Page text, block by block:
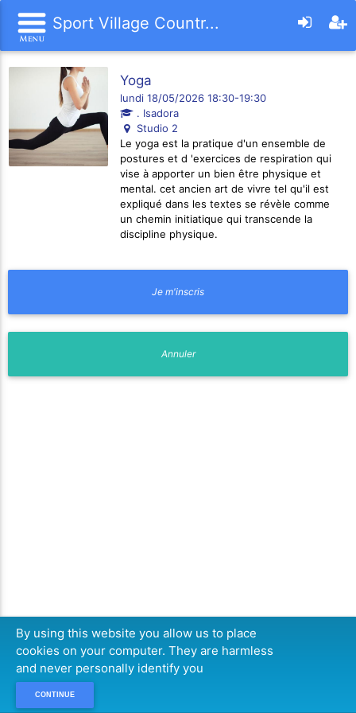
Sport Village Countr...
Yoga
lundi 18/05/2026 18:30-19:30
. Isadora
Studio 2
Le yoga est la pratique d'un ensemble de
postures et d 'exercices de respiration qui
vise à apporter un bien être physique et
mental. cet ancien art de vivre tel qu'il est
expliqué dans les textes se révèle comme
un chemin initiatique qui transcende la
discipline physique.
By using this website you allow us to place
cookies on your computer. They are harmless
and never personally identify you
CONTINUE